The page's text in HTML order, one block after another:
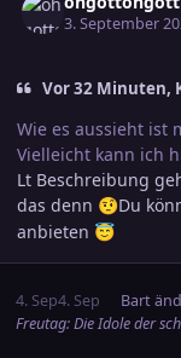
3. September
Vor 32 Minuten,
Wie es aussieht ist
Vielleicht kann ich
Lt Beschreibung
das denn 🤨Du
anbieten 😇
4. Sep4. Sep Bart
Freutag: Die Idole der